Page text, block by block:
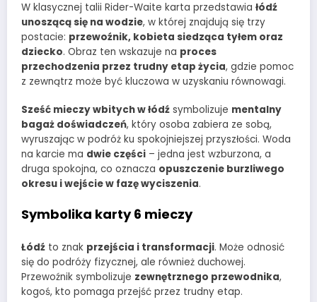
W klasycznej talii Rider-Waite karta przedstawia łódź
unoszącą się na wodzie, w której znajdują się trzy
postacie: przewoźnik, kobieta siedząca tyłem oraz
dziecko. Obraz ten wskazuje na proces
przechodzenia przez trudny etap życia, gdzie pomoc
z zewnątrz może być kluczowa w uzyskaniu równowagi.
Sześć mieczy wbitych w łódź symbolizuje mentalny
bagaż doświadczeń, który osoba zabiera ze sobą,
wyruszając w podróż ku spokojniejszej przyszłości. Woda
na karcie ma dwie części – jedna jest wzburzona, a
druga spokojna, co oznacza opuszczenie burzliwego
okresu i wejście w fazę wyciszenia.
Symbolika karty 6 mieczy
Łódź to znak przejścia i transformacji. Może odnosić
się do podróży fizycznej, ale również duchowej.
Przewoźnik symbolizuje zewnętrznego przewodnika,
kogoś, kto pomaga przejść przez trudny etap.